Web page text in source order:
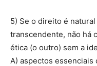
5) Se o direito é
transcendente, não há
ética (o outro) sem a
A) aspectos